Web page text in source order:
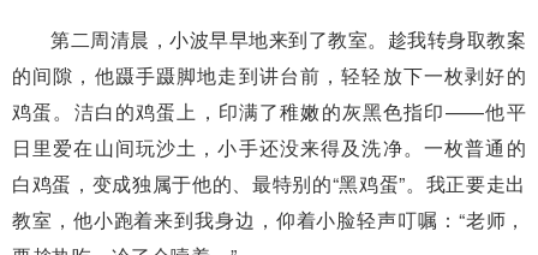
第二周清晨，小波早早地来到了教室。趁我转身取教案
的间隙，他蹑手蹑脚地走到讲台前，轻轻放下一枚剥好的
鸡蛋。洁白的鸡蛋上，印满了稚嫩的灰黑色指印——他平
日里爱在山间玩沙土，小手还没来得及洗净。一枚普通的
白鸡蛋，变成独属于他的、最特别的“黑鸡蛋”。我正要走出
教室，他小跑着来到我身边，仰着小脸轻声叮嘱：“老师，